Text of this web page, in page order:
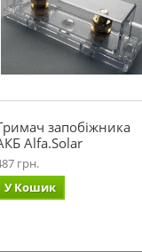
запобіжника
Alfa.Solar
грн.
У Кошик